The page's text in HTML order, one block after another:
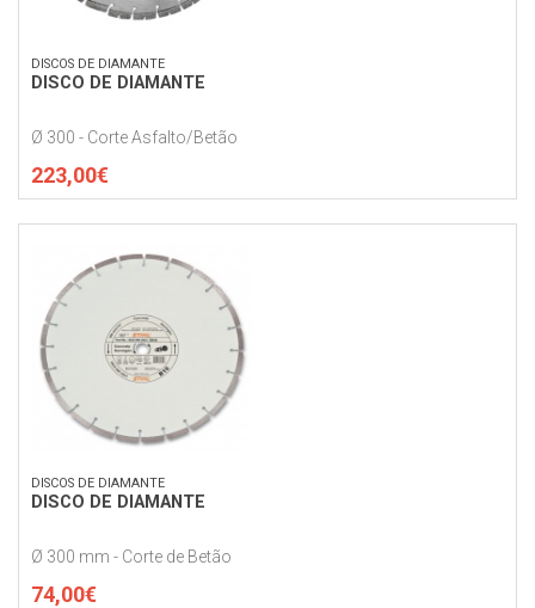
DISCOS DE DIAMANTE
DISCO DE DIAMANTE
Ø 300 - Corte Asfalto/Betão
223,00€
DISCOS DE DIAMANTE
DISCO DE DIAMANTE
Ø 300 mm - Corte de Betão
74,00€